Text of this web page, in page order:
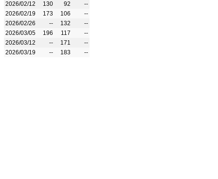
2026/02/12
130 92
--
2026/02/19
173 106
--
2026/02/26
-- 132
--
2026/03/05
196 117
--
2026/03/12
-- 171
--
2026/03/19
-- 183 --